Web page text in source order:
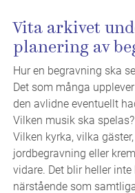
Vita arkivet
planering av
Hur en begravning ska
Det som många
den avlidne eventuellt
Vilken musik ska
Vilken kyrka, vilka
jordbegravning eller
vidare. Det blir heller
närstående som